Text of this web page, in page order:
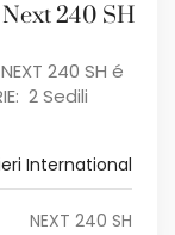
240 SH
240 SH é
2 Sedili
International
NEXT 240 SH